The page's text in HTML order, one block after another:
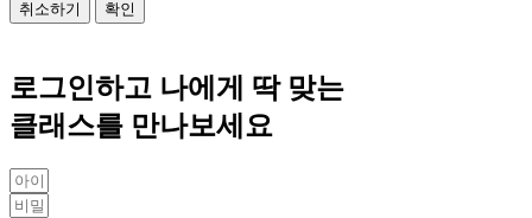
취소하기 확인
로그인하고 나에게 딱 맞는
클래스를 만나보세요